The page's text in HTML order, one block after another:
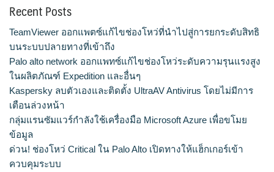
Recent Posts
TeamViewer ออกแพตซ์แก้ไขช่องโหว่ที่นำไปสู่การยกระดับสิทธิ
บนระบบปลายทางที่เข้าถึง
Palo alto network ออกแพทซ์แก้ไขช่องโหว่ระดับความรุนแรงสูง
ในผลิตภัณฑ์ Expedition และอื่นๆ
Kaspersky ลบตัวเองและติดตั้ง UltraAV Antivirus โดยไม่มีการ
เตือนล่วงหน้า
กลุ่มแรนซัมแวร์กำลังใช้เครื่องมือ Microsoft Azure เพื่อขโมย
ข้อมูล
ด่วน! ช่องโหว่ Critical ใน Palo Alto เปิดทางให้แฮ็กเกอร์เข้า
ควบคุมระบบ